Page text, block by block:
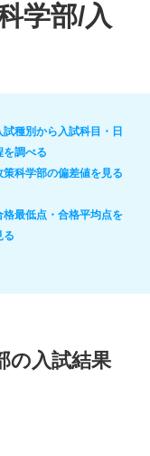
学部/入
試種別から入試科目・日
を調べる
策科学部の偏差値を見る
格最低点・合格平均点を
る
の入試結果